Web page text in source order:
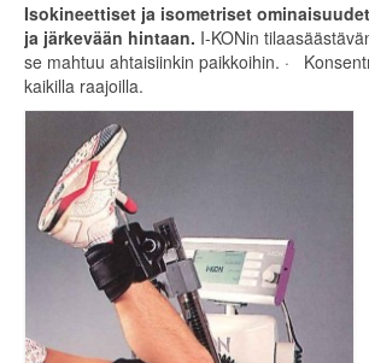
Isokineettiset ja isometriset
ja järkevään hintaan. I-KONin
se mahtuu ahtaisiinkin paikkoihin. ·
kaikilla raajoilla.